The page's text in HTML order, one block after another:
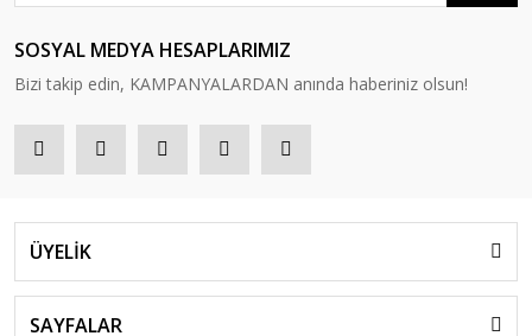
SOSYAL MEDYA HESAPLARIMIZ
Bizi takip edin, KAMPANYALARDAN anında haberiniz olsun!
ÜYELİK
SAYFALAR